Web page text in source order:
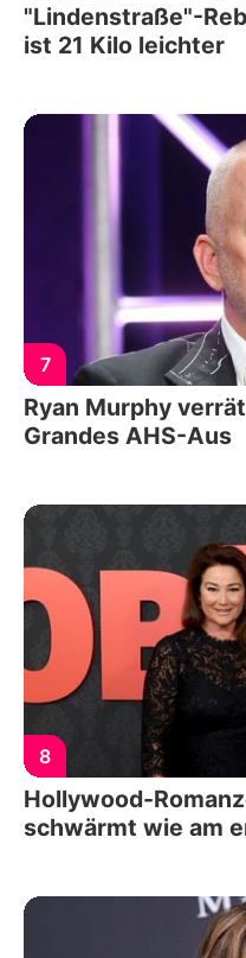
"Lindenstraße"-
ist 21 Kilo leichter
7
Ryan Murphy
Grandes AHS-Aus
8
Hollywood-
schwärmt wie am